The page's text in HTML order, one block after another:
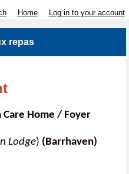
Home Log in to your account
repas
Care Home / Foyer
Lodge) (Barrhaven)